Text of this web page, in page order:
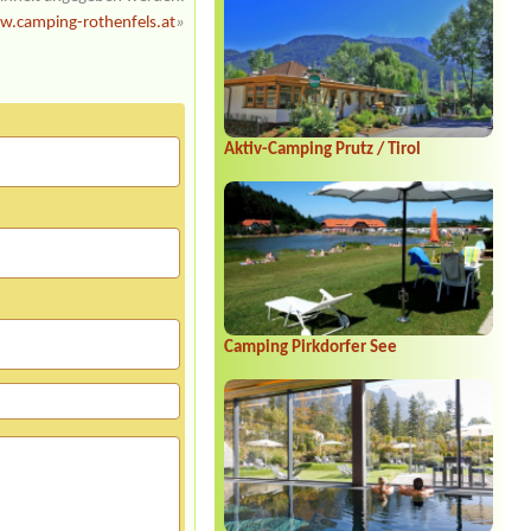
ganz familiär! Den runden Pavillon
scheint es nicht mehr zu geben. Er war
eine nette Idee, für unseren
Geschmack hatte er sich aber nicht so
richtig in das Gesamtbild dieses kleinen
netten Naturcampingplatzes eingefügt.
Schöne Erinnerungen an Camping
Vierthaler, wir sagen Danke für diese
schöne Erfahrung und wünschen einen
Ruhestand. Liebe Grüße, Jörg Vopel
(vopelix@freenet.de)
hiebl friedrich*****
Super Stellplatz auch für länger Zeit
Sehr Freundlich und sehr sauberer
Campingplatz und sehr saubere
Sanitäranlage
Wij waren hier met 3 kinderen tussen
10 en 13 jaar en de kinderen hebben
zich rot geamuseerd. Je stapt zo van je
caravan bijna in het meer, het centrum
met cafeetjes en restaurants is op
wandelafstand en ook de meeste
bergbanen zijn op minder dan een
uurtje rijden van de camping.
Aktiv-Camping Prutz / Tirol
Camping Pirkdorfer See
rothenfels.at»